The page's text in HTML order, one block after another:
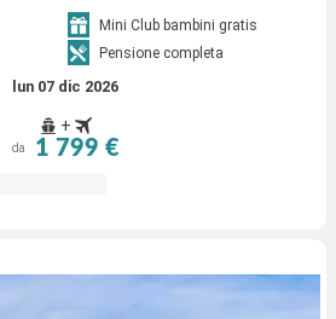
Mini Club bambini gratis
Pensione completa
lun 07 dic 2026
+
da 1 799 €